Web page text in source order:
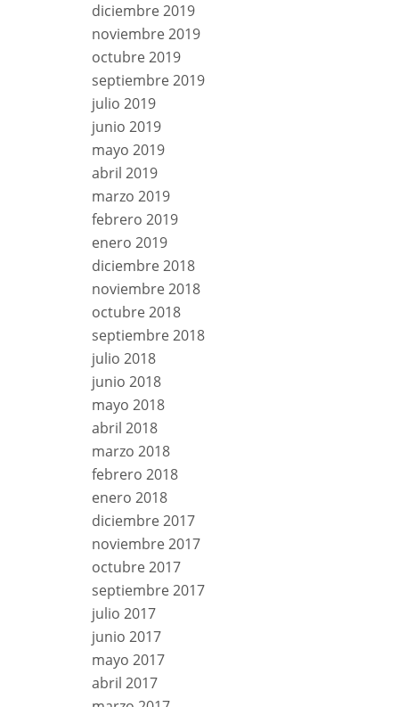
diciembre 2019
noviembre 2019
octubre 2019
septiembre 2019
julio 2019
junio 2019
mayo 2019
abril 2019
marzo 2019
febrero 2019
enero 2019
diciembre 2018
noviembre 2018
octubre 2018
septiembre 2018
julio 2018
junio 2018
mayo 2018
abril 2018
marzo 2018
febrero 2018
enero 2018
diciembre 2017
noviembre 2017
octubre 2017
septiembre 2017
julio 2017
junio 2017
mayo 2017
abril 2017